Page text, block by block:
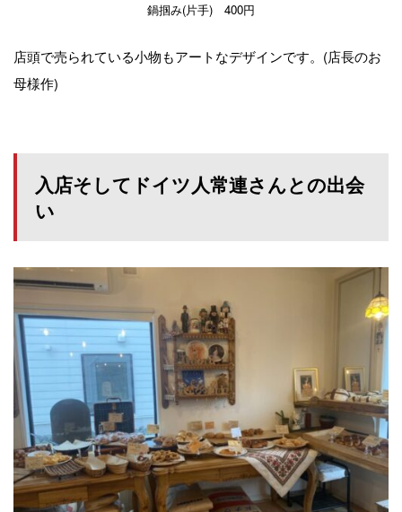
鍋掴み(片手) 400円
店頭で売られている小物もアートなデザインです。(店長のお
母様作)
入店そしてドイツ人常連さんとの出会
い